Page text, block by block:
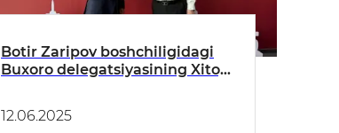
Botir Zaripov boshchiligidagi
Buxoro delegatsiyasining Xitoy
12.06.2025